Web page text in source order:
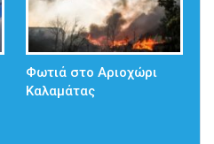
Φωτιά στο Αριοχώρι
Καλαμάτας